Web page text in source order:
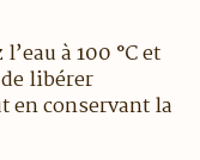
à100 °Cet
libérer
en conservant la